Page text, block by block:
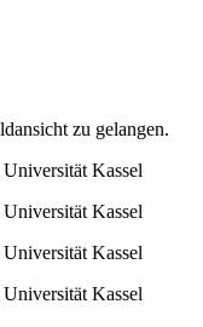
zu gelangen.